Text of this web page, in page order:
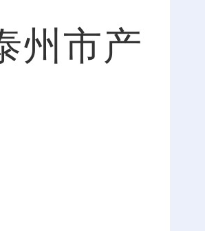
州市产